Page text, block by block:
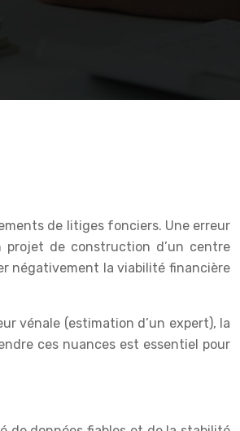
de litiges fonciers. Une erreur
projet de construction d’un centre
négativement la viabilité financière
vénale (estimation d’un expert), la
ces nuances est essentiel pour